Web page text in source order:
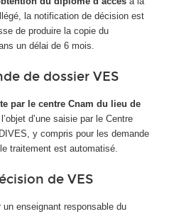
la notification de décision est
de produire la copie du
un délai de 6 mois.
de dossier VES
par le centre Cnam du lieu de
d’une saisie par le Centre
y compris pour les demande
traitement est automatisé.
de VES
enseignant responsable du